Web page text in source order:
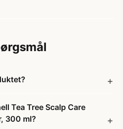
Tea Tree Scalp Care
300 ml?